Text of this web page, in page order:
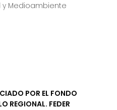
y Medioambiente
POR EL FONDO
REGIONAL. FEDER